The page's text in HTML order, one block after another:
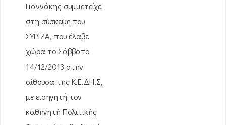
Γιαννάκης συμμετείχε
στη σύσκεψη του
ΣΥΡΙΖΑ, που έλαβε
χώρα το Σάββατο
14/12/2013 στην
αίθουσα της Κ.Ε.ΔΗ.Σ,
με εισηγητή τον
καθηγητή Πολιτικής